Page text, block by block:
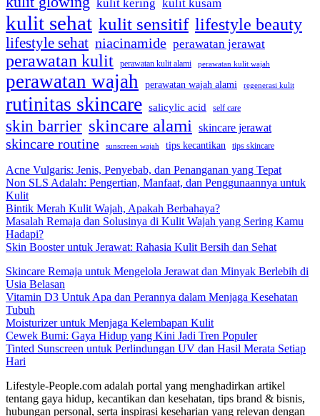
kulit kering kulit kusam
kulit sehat kulit sensitif lifestyle beauty
lifestyle sehat niacinamide perawatan jerawat
perawatan kulit perawatan kulit alami perawatan kulit wajah
perawatan wajah perawatan wajah alami regenerasi kulit
rutinitas skincare salicylic acid self care
skin barrier skincare alami skincare jerawat
skincare routine sunscreen wajah tips kecantikan tips skincare
Acne Vulgaris: Jenis, Penyebab, dan Penanganan yang Tepat
Non SLS Adalah: Pengertian, Manfaat, dan Penggunaannya untuk
Kulit
Bintik Merah Kulit Wajah, Apakah Berbahaya?
Masalah Remaja dan Solusinya di Kulit Wajah yang Sering Kamu
Hadapi?
Skin Booster untuk Jerawat: Rahasia Kulit Bersih dan Sehat
Skincare Remaja untuk Mengelola Jerawat dan Minyak Berlebih di
Usia Belasan
Vitamin D3 Untuk Apa dan Perannya dalam Menjaga Kesehatan
Tubuh
Moisturizer untuk Menjaga Kelembapan Kulit
Cewek Bumi: Gaya Hidup yang Kini Jadi Tren Populer
Tinted Sunscreen untuk Perlindungan UV dan Hasil Merata Setiap
Hari
Lifestyle-People.com adalah portal yang menghadirkan artikel
tentang gaya hidup, kecantikan dan kesehatan, tips brand & bisnis,
hubungan personal, serta inspirasi keseharian yang relevan dengan